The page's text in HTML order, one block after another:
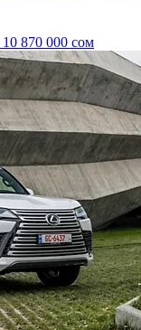
10 870 000 сом